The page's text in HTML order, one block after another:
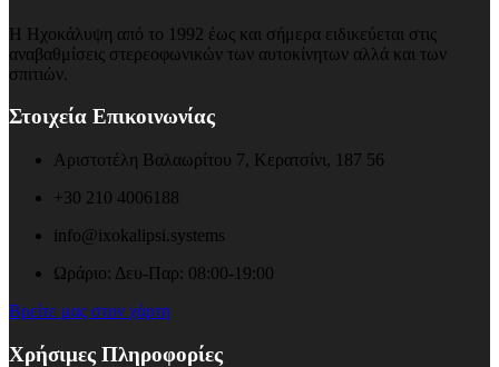
Η Ηχοκάλυψη από το 1992 έως και σήμερα ειδικεύεται στις
αναβαθμίσεις στερεοφωνικών των αυτοκίνητων αλλά και των
σπιτιών.
Στοιχεία Επικοινωνίας
Αριστοτέλη Βαλαωρίτου 7, Κερατσίνι, 187 56
+30 210 4006188
info@ixokalipsi.systems
Ωράριο: Δευ-Παρ: 08:00-19:00
Βρείτε μας στον χάρτη
Χρήσιμες Πληροφορίες